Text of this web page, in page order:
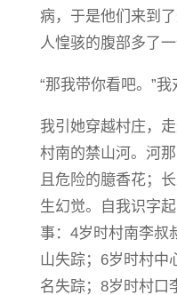
病，于是他们来到
人惶骇的腹部多了一
“那我带你看吧。”我
我引她穿越村庄，
村南的禁山河。河
且危险的臆香花；
生幻觉。自我识字
事：4岁时村南李叔
山失踪；6岁时村中
名失踪；8岁时村口